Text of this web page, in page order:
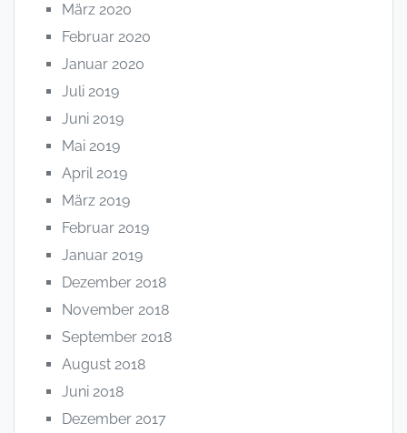
März 2020
Februar 2020
Januar 2020
Juli 2019
Juni 2019
Mai 2019
April 2019
März 2019
Februar 2019
Januar 2019
Dezember 2018
November 2018
September 2018
August 2018
Juni 2018
Dezember 2017